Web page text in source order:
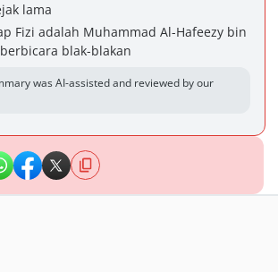
lama
Fizi adalah Muhammad Al-Hafeezy bin
blak-blakan
was AI-assisted and reviewed by our